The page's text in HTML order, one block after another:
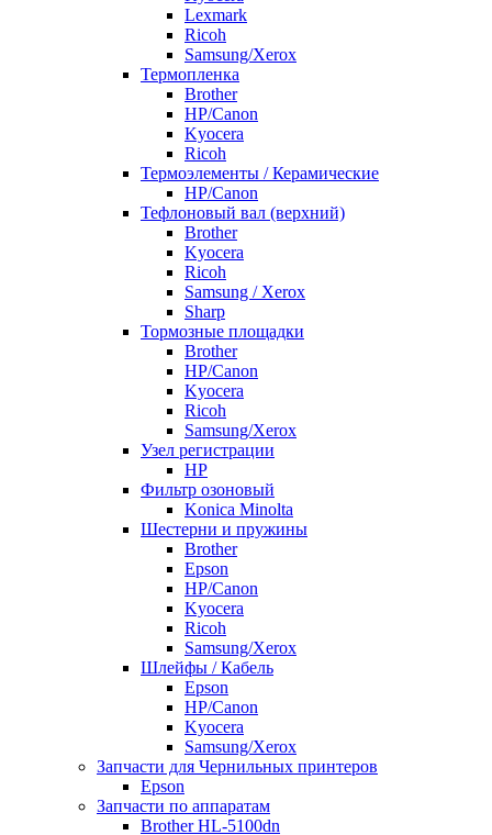
Lexmark
Ricoh
Samsung/Xerox
Термопленка
Brother
HP/Canon
Kyocera
Ricoh
Термоэлементы / Керамические
HP/Canon
Тефлоновый вал (верхний)
Brother
Kyocera
Ricoh
Samsung / Xerox
Sharp
Тормозные площадки
Brother
HP/Canon
Kyocera
Ricoh
Samsung/Xerox
Узел регистрации
HP
Фильтр озоновый
Konica Minolta
Шестерни и пружины
Brother
Epson
HP/Canon
Kyocera
Ricoh
Samsung/Xerox
Шлейфы / Кабель
Epson
HP/Canon
Kyocera
Samsung/Xerox
Запчасти для Чернильных принтеров
Epson
Запчасти по аппаратам
Brother HL-5100dn